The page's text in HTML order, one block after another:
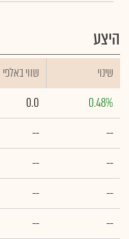
היצע
שינוי ₪ שווי באלפי
0.48%
0.0
--
--
--
--
--
--
--
--